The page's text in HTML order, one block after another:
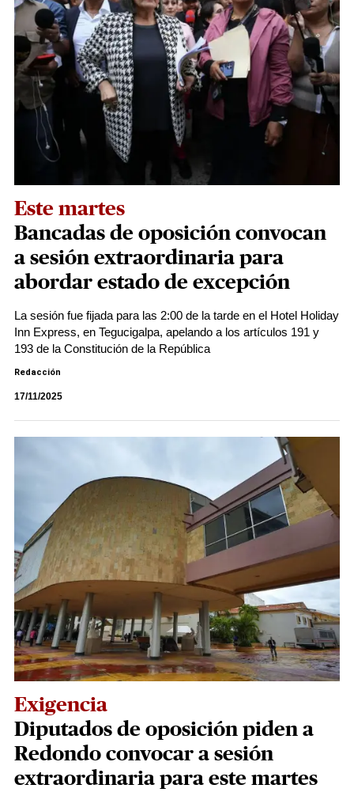
Este martes
Bancadas de oposición convocan
a sesión extraordinaria para
abordar estado de excepción
La sesión fue fijada para las 2:00 de la tarde en el Hotel Holiday
Inn Express, en Tegucigalpa, apelando a los artículos 191 y
193 de la Constitución de la República
Redacción
17/11/2025
Exigencia
Diputados de oposición piden a
Redondo convocar a sesión
extraordinaria para este martes